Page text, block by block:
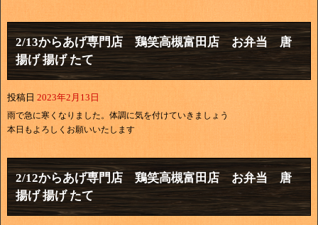
2/13からあげ専門店 鶏笑高槻富田店 お弁当 唐
揚げ 揚げ たて
投稿日 2023年2月13日
雨で急に寒くなりました。体調に気を付けていきましょう
本日もよろしくお願いいたします
2/12からあげ専門店 鶏笑高槻富田店 お弁当 唐
揚げ 揚げ たて